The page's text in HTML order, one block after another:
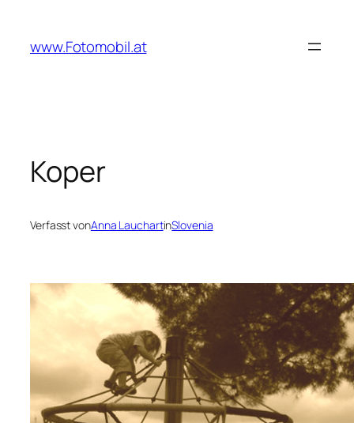
springen
www.Fotomobil.at
Koper
Verfasst vonAnna LauchartinSlovenia